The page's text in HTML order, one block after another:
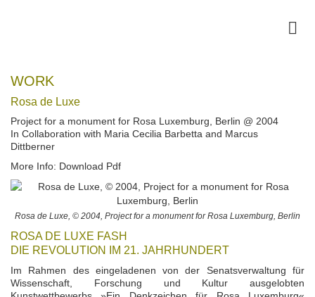
WORK
Rosa de Luxe
Project for a monument for Rosa Luxemburg, Berlin @ 2004
In Collaboration with Maria Cecilia Barbetta and Marcus
Dittberner
More Info: Download Pdf
Rosa de Luxe, © 2004, Project for a monument for Rosa Luxemburg, Berlin
ROSA DE LUXE FASH
DIE REVOLUTION IM 21. JAHRHUNDERT
Im Rahmen des eingeladenen von der Senatsverwaltung für
Wissenschaft, Forschung und Kultur ausgelobten